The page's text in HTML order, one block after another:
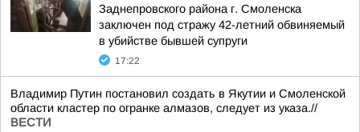
Заднепровского района г. Смоленска
заключен под стражу 42-летний обвиняемый
в убийстве бывшей супруги
17:22
Владимир Путин постановил создать в Якутии и Смоленской
области кластер по огранке алмазов, следует из указа.//
ВЕСТИ